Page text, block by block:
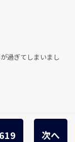
過ぎてしまいまし
次へ